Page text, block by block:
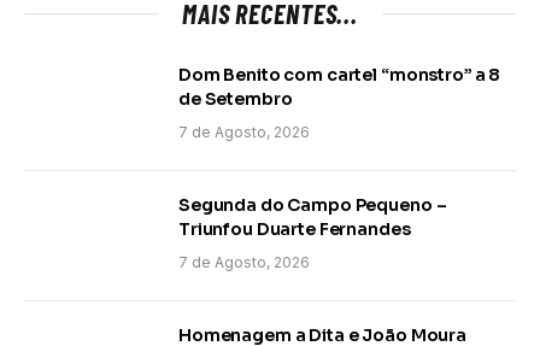
MAIS RECENTES...
Dom Benito com cartel “monstro” a 8
de Setembro
7 de Agosto, 2026
Segunda do Campo Pequeno –
Triunfou Duarte Fernandes
7 de Agosto, 2026
Homenagem a Dita e João Moura